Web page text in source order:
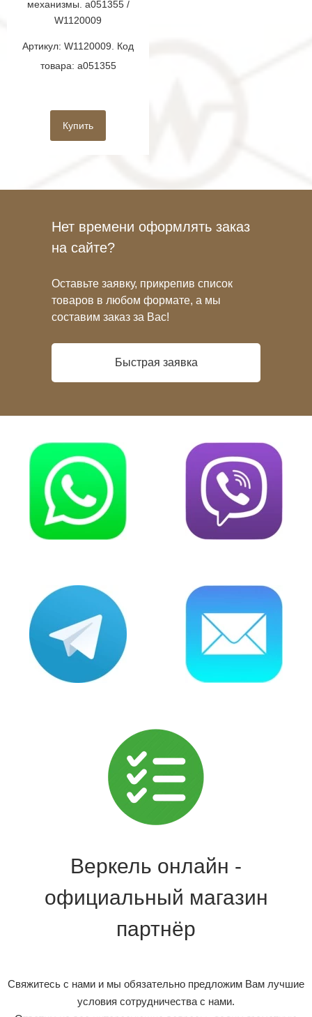
механизмы. a051355 /
W1120009
Артикул: W1120009. Код
товара: a051355
Купить
Нет времени оформлять заказ
на сайте?
Оставьте заявку, прикрепив список
товаров в любом формате, а мы
составим заказ за Вас!
Быстрая заявка
Веркель онлайн -
официальный магазин
партнёр
Свяжитесь с нами и мы обязательно предложим Вам лучшие
условия сотрудничества с нами.